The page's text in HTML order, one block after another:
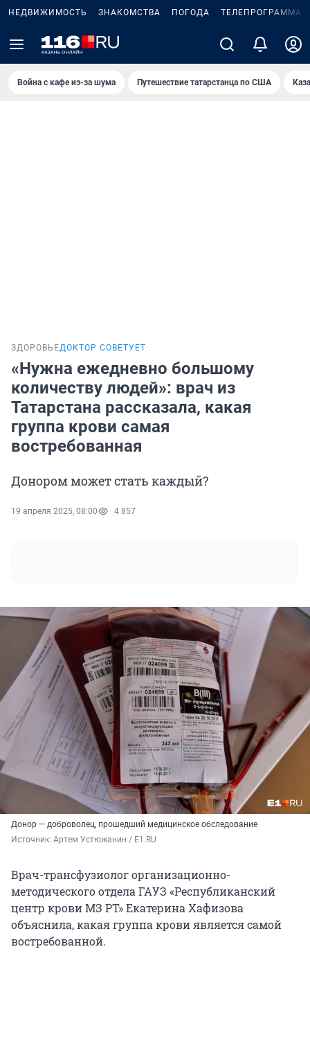
НЕДВИЖИМОСТЬ ЗНАКОМСТВА ПОГОДА ТЕЛЕПРОГРАММА
Война с кафе из-за шума Путешествие татарстанца по США
ЗДОРОВЬЕДОКТОР СОВЕТУЕТ
«Нужна ежедневно большому
количеству людей»: врач из
Татарстана рассказала, какая
группа крови самая
востребованная
Донором может стать каждый?
19 апреля 2025, 08:00 4 857
Донор — доброволец, прошедший медицинское обследование
Источник: Артем Устюжанин / E1.RU
Врач-трансфузиолог организационно-
методического отдела ГАУЗ «Республиканский
центр крови МЗ РТ» Екатерина Хафизова
объяснила, какая группа крови является самой
востребованной.